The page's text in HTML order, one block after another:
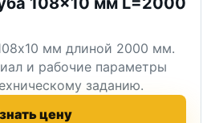
мм длиной 2000 мм.
и рабочие параметры
заданию.
цену